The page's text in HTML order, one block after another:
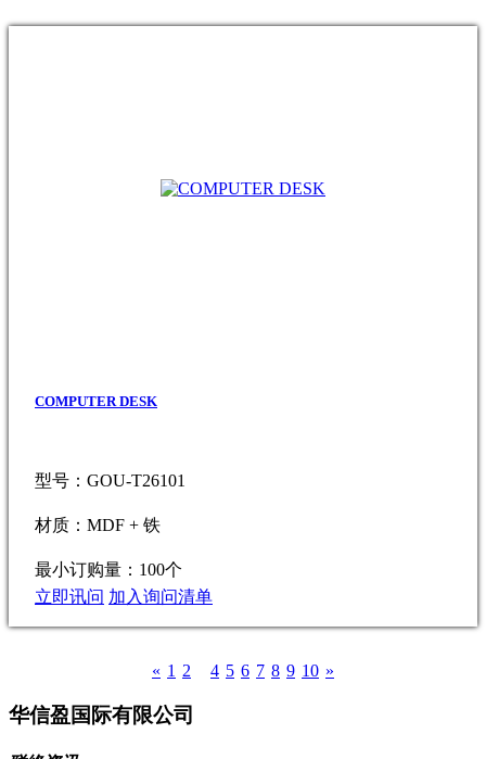
COMPUTER DESK
型号：GOU-T26101
材质：MDF + 铁
最小订购量：100个
立即讯问 加入询问清单
« 1 2 4 5 6 7 8 9 10 »
华信盈国际有限公司